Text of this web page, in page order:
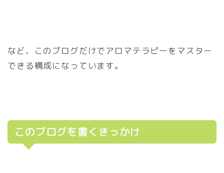
など、このブログだけでアロマテラピーをマスター
できる構成になっています。
このブログを書くきっかけ